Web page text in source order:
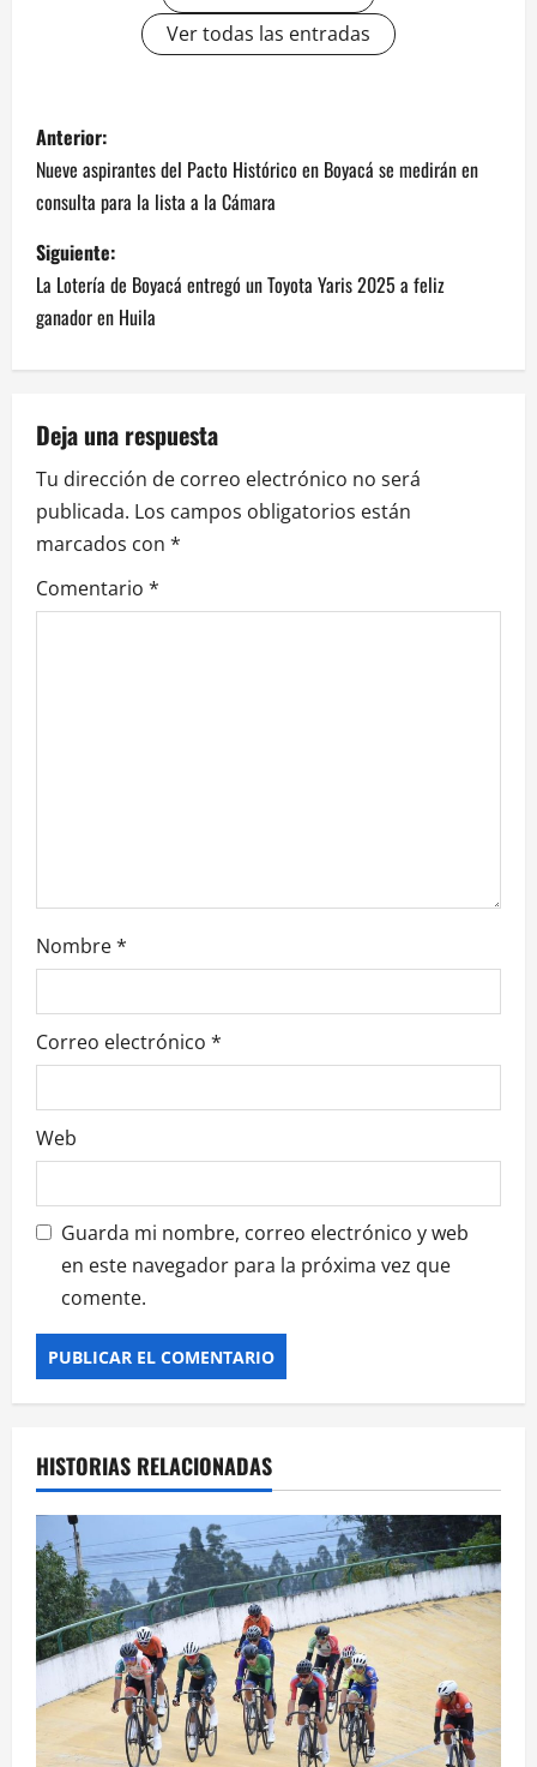
Ver todas las entradas
Anterior:
Nueve aspirantes del Pacto Histórico en Boyacá se medirán en
consulta para la lista a la Cámara
Siguiente:
La Lotería de Boyacá entregó un Toyota Yaris 2025 a feliz
ganador en Huila
Deja una respuesta
Tu dirección de correo electrónico no será
publicada. Los campos obligatorios están
marcados con *
Comentario *
Nombre*
Correo electrónico *
Web
Guarda mi nombre, correo electrónico y web
en este navegador para la próxima vez que
comente.
HISTORIAS RELACIONADAS